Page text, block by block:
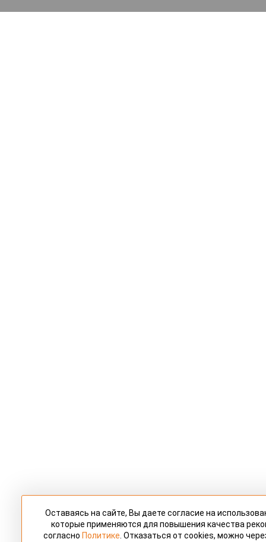
Оставаясь на сайте, Вы даете согласие на
которые применяются для повышения качества
согласно Политике . Отказаться от cookies, можно